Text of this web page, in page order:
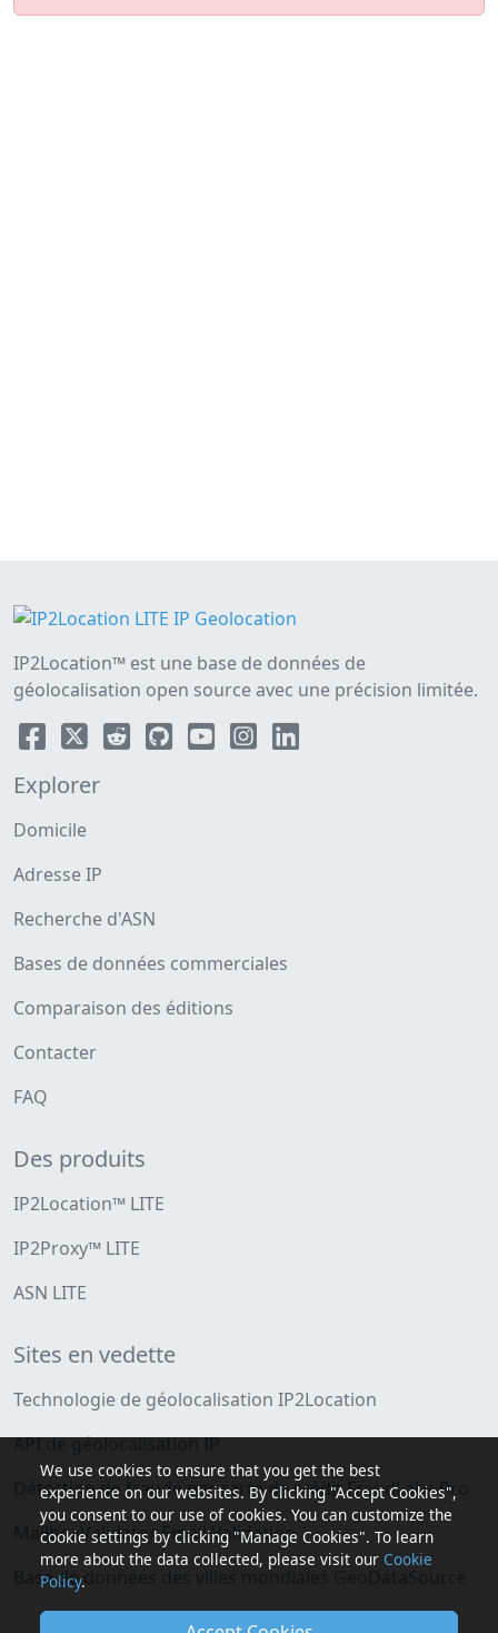
IP2Location™ est une base de données de
géolocalisation open source avec une précision limitée.
Explorer
Domicile
Adresse IP
Recherche d'ASN
Bases de données commerciales
Comparaison des éditions
Contacter
FAQ
Des produits
IP2Location™ LITE
IP2Proxy™ LITE
ASN LITE
Sites en vedette
Technologie de géolocalisation IP2Location
API de géolocalisation IP
Détection de fraude par carte de crédit FraudLabs Pro
MailboxValidator Email Validation
Base de données des villes mondiales GeoDataSource
We use cookies to ensure that you get the best
experience on our websites. By clicking "Accept Cookies",
you consent to our use of cookies. You can customize the
cookie settings by clicking "Manage Cookies". To learn
more about the data collected, please visit our Cookie
Policy.